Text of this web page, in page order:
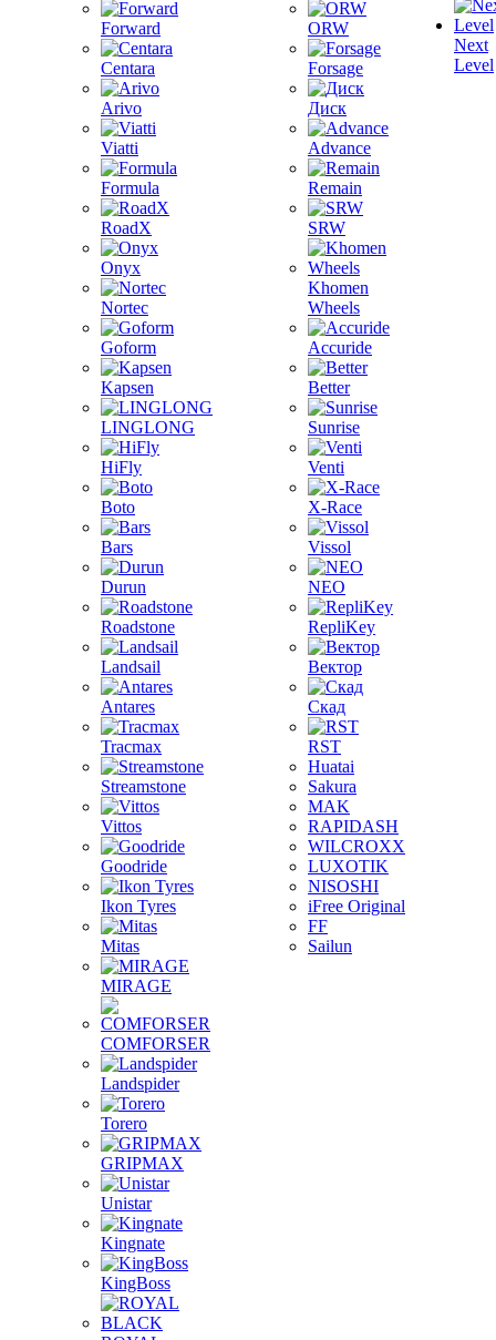
Forward
Centara
Arivo
Viatti
Formula
RoadX
Onyx
Nortec
Goform
Kapsen
LINGLONG
HiFly
Boto
Bars
Durun
Roadstone
Landsail
Antares
Tracmax
Streamstone
Vittos
Goodride
Ikon Tyres
Mitas
MIRAGE
COMFORSER
Landspider
Torero
GRIPMAX
Unistar
Kingnate
KingBoss
ORW
Forsage
Диск
Advance
Remain
SRW
Khomen
Wheels
Accuride
Better
Sunrise
Venti
X-Race
Vissol
NEO
RepliKey
Вектор
Скад
RST
Huatai
Sakura
MAK
RAPIDASH
WILCROXX
LUXOTIK
NISOSHI
iFree Original
FF
Sailun
Next
Level